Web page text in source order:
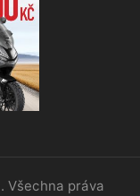
. Všechna práva